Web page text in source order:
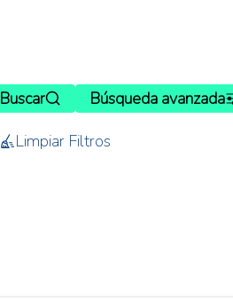
Buscar
Búsqueda avanzada
Limpiar Filtros